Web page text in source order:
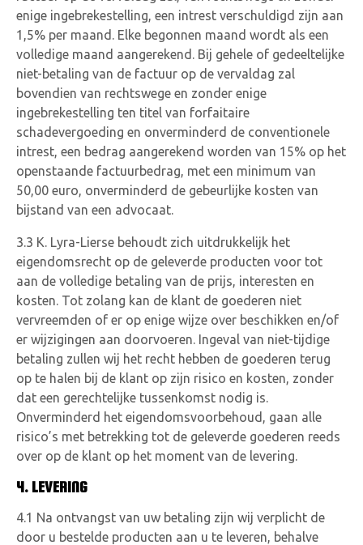
enige ingebrekestelling, een intrest verschuldigd zijn aan
1,5% per maand. Elke begonnen maand wordt als een
volledige maand aangerekend. Bij gehele of gedeeltelijke
niet-betaling van de factuur op de vervaldag zal
bovendien van rechtswege en zonder enige
ingebrekestelling ten titel van forfaitaire
schadevergoeding en onverminderd de conventionele
intrest, een bedrag aangerekend worden van 15% op het
openstaande factuurbedrag, met een minimum van
50,00 euro, onverminderd de gebeurlijke kosten van
bijstand van een advocaat.
3.3 K. Lyra-Lierse behoudt zich uitdrukkelijk het
eigendomsrecht op de geleverde producten voor tot
aan de volledige betaling van de prijs, interesten en
kosten. Tot zolang kan de klant de goederen niet
vervreemden of er op enige wijze over beschikken en/of
er wijzigingen aan doorvoeren. Ingeval van niet-tijdige
betaling zullen wij het recht hebben de goederen terug
op te halen bij de klant op zijn risico en kosten, zonder
dat een gerechtelijke tussenkomst nodig is.
Onverminderd het eigendomsvoorbehoud, gaan alle
risico’s met betrekking tot de geleverde goederen reeds
over op de klant op het moment van de levering.
4. LEVERING
4.1 Na ontvangst van uw betaling zijn wij verplicht de
door u bestelde producten aan u te leveren, behalve